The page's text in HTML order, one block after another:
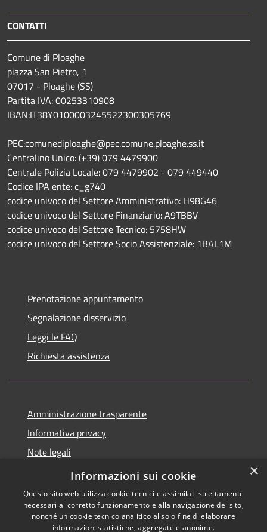
CONTATTI
Comune di Ploaghe
piazza San Pietro, 1
07017 - Ploaghe (SS)
Partita IVA: 00253310908
IBAN:IT38Y0100003245522300305769
PEC:comunediploaghe@pec.comune.ploaghe.ss.it
Centralino Unico: (+39) 079 4479900
Centrale Polizia Locale: 079 4479902 - 079 449440
Codice IPA ente: c_g740
codice univoco del Settore Amministrativo: H98G46
codice univoco del Settore Finanziario: A9TBBV
codice univoco del Settore Tecnico: 5758HW
codice univoco del Settore Socio Assistenziale: 1BAL1M
Prenotazione appuntamento
Segnalazione disservizio
Leggi le FAQ
Richiesta assistenza
Amministrazione trasparente
Informativa privacy
Note legali
Dichiarazione di accessibilità
×
Informazioni sui cookie
Questo sito web utilizza cookie tecnici e assimilati strettamente
necessari al corretto funzionamento e alla navigazione del sito,
nonché un cookie tecnico analitico al solo fine di elaborare
informazioni statistiche, aggregate e anonime.